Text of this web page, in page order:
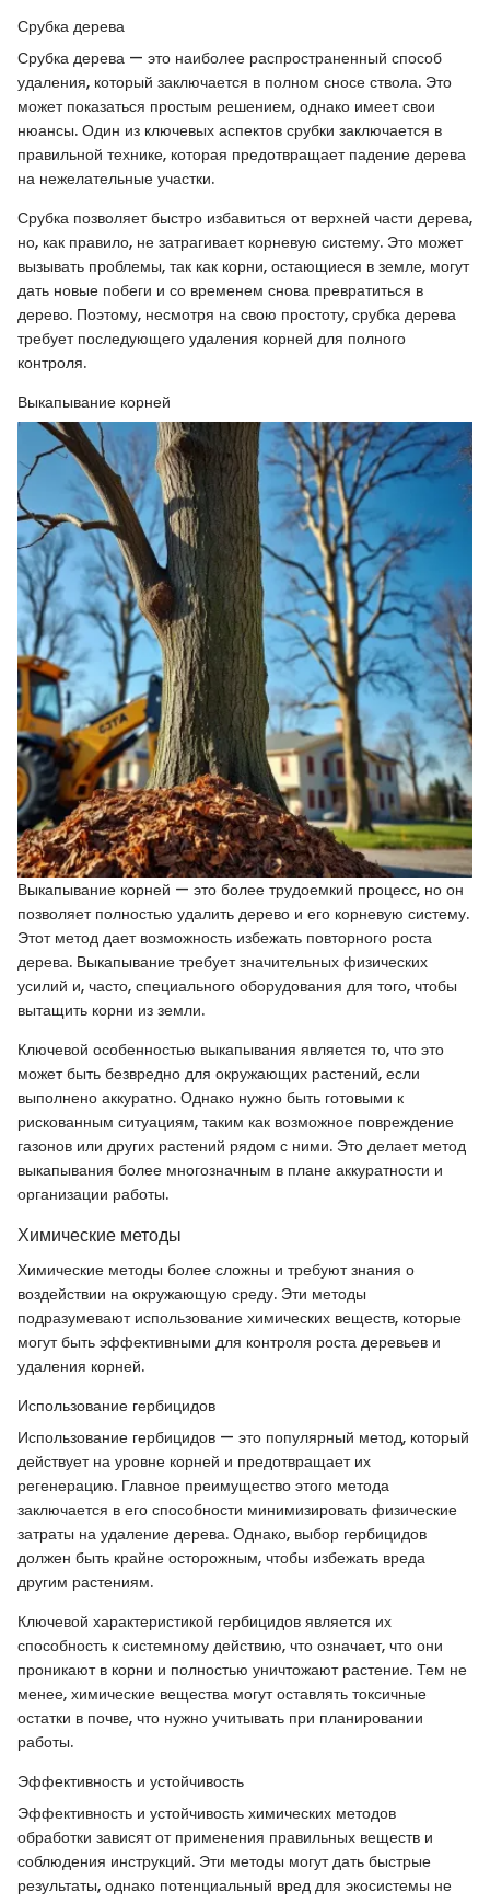
Срубка дерева
Срубка дерева — это наиболее распространенный способ
удаления, который заключается в полном сносе ствола. Это
может показаться простым решением, однако имеет свои
нюансы. Один из ключевых аспектов срубки заключается в
правильной технике, которая предотвращает падение дерева
на нежелательные участки.
Срубка позволяет быстро избавиться от верхней части дерева,
но, как правило, не затрагивает корневую систему. Это может
вызывать проблемы, так как корни, остающиеся в земле, могут
дать новые побеги и со временем снова превратиться в
дерево. Поэтому, несмотря на свою простоту, срубка дерева
требует последующего удаления корней для полного
контроля.
Выкапывание корней
Выкапывание корней — это более трудоемкий процесс, но он
позволяет полностью удалить дерево и его корневую систему.
Этот метод дает возможность избежать повторного роста
дерева. Выкапывание требует значительных физических
усилий и, часто, специального оборудования для того, чтобы
вытащить корни из земли.
Ключевой особенностью выкапывания является то, что это
может быть безвредно для окружающих растений, если
выполнено аккуратно. Однако нужно быть готовыми к
рискованным ситуациям, таким как возможное повреждение
газонов или других растений рядом с ними. Это делает метод
выкапывания более многозначным в плане аккуратности и
организации работы.
Химические методы
Химические методы более сложны и требуют знания о
воздействии на окружающую среду. Эти методы
подразумевают использование химических веществ, которые
могут быть эффективными для контроля роста деревьев и
удаления корней.
Использование гербицидов
Использование гербицидов — это популярный метод, который
действует на уровне корней и предотвращает их
регенерацию. Главное преимущество этого метода
заключается в его способности минимизировать физические
затраты на удаление дерева. Однако, выбор гербицидов
должен быть крайне осторожным, чтобы избежать вреда
другим растениям.
Ключевой характеристикой гербицидов является их
способность к системному действию, что означает, что они
проникают в корни и полностью уничтожают растение. Тем не
менее, химические вещества могут оставлять токсичные
остатки в почве, что нужно учитывать при планировании
работы.
Эффективность и устойчивость
Эффективность и устойчивость химических методов
обработки зависят от применения правильных веществ и
соблюдения инструкций. Эти методы могут дать быстрые
результаты, однако потенциальный вред для экосистемы не